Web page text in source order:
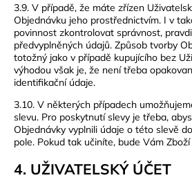
3.9. V případě, že máte zřízen
Objednávku jeho prostřednictvím. I v
povinnost zkontrolovat správnost,
předvyplněných údajů. Způsob tvorby
totožný jako v případě kupujícího bez
výhodou však je, že není třeba
identifikační údaje.
3.10. V některých případech
slevu. Pro poskytnutí slevy je třeba,
Objednávky vyplnili údaje o této slevě
pole. Pokud tak učiníte, bude Vám
4. UŽIVATELSKÝ ÚČET